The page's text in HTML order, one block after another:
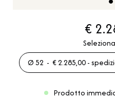
€
Ø 52 - € 2.285,00 -
Prodotto